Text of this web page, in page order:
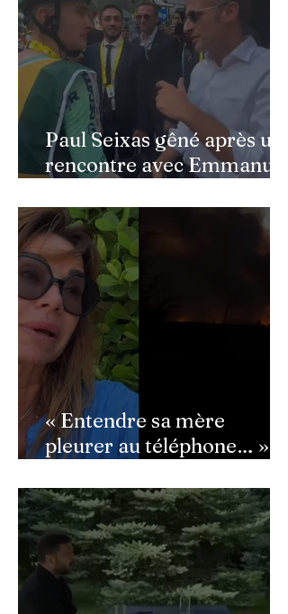
Paul Seixas gêné après une
rencontre avec Emmanuel
semé la panique dans son
équipe
« Entendre sa mère
pleurer au téléphone… » :
bouleversée par les
incendies du Cap-Ferret,
son témoignage poignant